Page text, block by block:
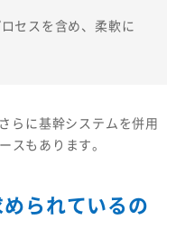
セスを含め、柔軟に
らに基幹システムを併用
スもあります。
られているの